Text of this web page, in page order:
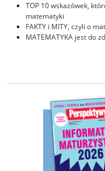
TOP 10 wskazówek,
matematyki
FAKTY i MITY, czyli o
MATEMATYKA jest do